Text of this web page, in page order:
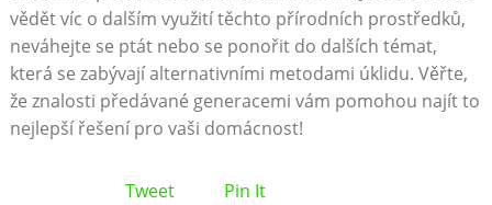
vědět‍ víc o dalším využití těchto přírodních‌ prostředků,
neváhejte se ptát nebo se ponořit do dalších témat,
která se zabývají alternativními metodami úklidu. Věřte,
že znalosti předávané generacemi vám pomohou najít ⁣to
nejlepší řešení pro vaši domácnost!
Tweet Pin It